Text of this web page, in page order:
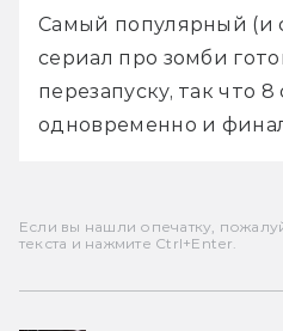
Самый популярный (и
сериал про зомби
перезапуску, так что
одновременно и
Если вы нашли опечатку,
текста и нажмите Ctrl+Enter.